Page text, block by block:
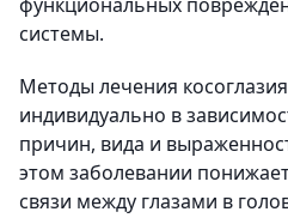
системы.
Методы лечения
индивидуально в
причин, вида и
этом заболевании
связи между глазами в